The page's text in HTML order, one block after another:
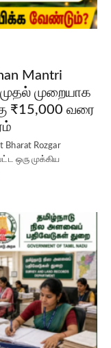
Mantri
முதல் முறையாக
₹15,000 வரை
Bharat Rozgar
ஒரு முக்கிய